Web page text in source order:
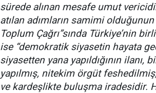
sürede alınan mesafe umut
atılan adımların samimi
Toplum Çağrı”sında Türkiye’nin
ise “demokratik siyasetin hayata
siyasetten yana yapıldığının ilanı,
yapılmış, nitekim örgüt
ve kardeşlikte buluşma iradesidir.